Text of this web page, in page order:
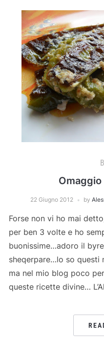
Omaggio
22 Giugno 2012 by
Forse non vi ho mai
per ben 3 volte e ho
buonissime…adoro il
sheqerpare…lo so questi
ma nel mio blog poco
queste ricette divine…